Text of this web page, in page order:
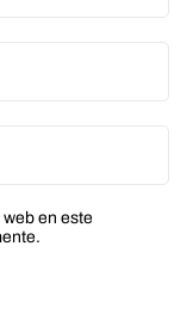
en este